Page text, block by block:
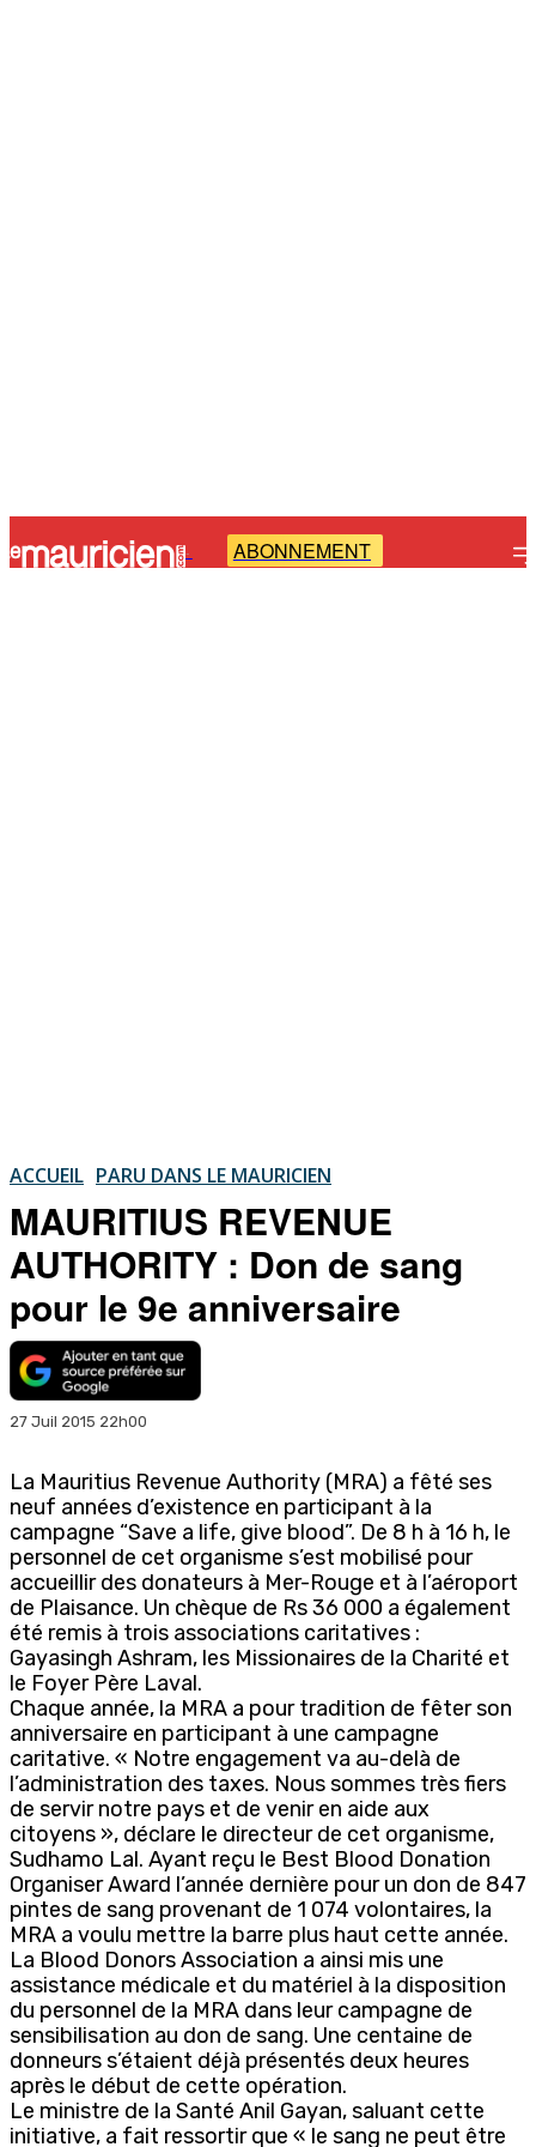
- ABONNEMENT
ACCUEIL PARU DANS LE MAURICIEN
MAURITIUS REVENUE
AUTHORITY : Don de sang
pour le 9e anniversaire
27 Juil 2015 22h00
La Mauritius Revenue Authority (MRA) a fêté ses
neuf années d’existence en participant à la
campagne “Save a life, give blood”. De 8 h à 16 h, le
personnel de cet organisme s’est mobilisé pour
accueillir des donateurs à Mer-Rouge et à l’aéroport
de Plaisance. Un chèque de Rs 36 000 a également
été remis à trois associations caritatives :
Gayasingh Ashram, les Missionaires de la Charité et
le Foyer Père Laval.
Chaque année, la MRA a pour tradition de fêter son
anniversaire en participant à une campagne
caritative. « Notre engagement va au-delà de
l’administration des taxes. Nous sommes très fiers
de servir notre pays et de venir en aide aux
citoyens », déclare le directeur de cet organisme,
Sudhamo Lal. Ayant reçu le Best Blood Donation
Organiser Award l’année dernière pour un don de 847
pintes de sang provenant de 1 074 volontaires, la
MRA a voulu mettre la barre plus haut cette année.
La Blood Donors Association a ainsi mis une
assistance médicale et du matériel à la disposition
du personnel de la MRA dans leur campagne de
sensibilisation au don de sang. Une centaine de
donneurs s’étaient déjà présentés deux heures
après le début de cette opération.
Le ministre de la Santé Anil Gayan, saluant cette
initiative, a fait ressortir que « le sang ne peut être